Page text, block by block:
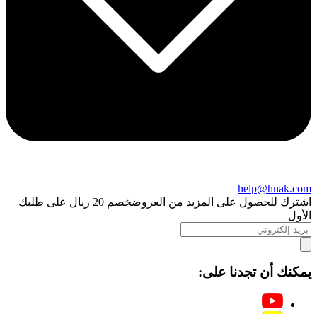
help@hnak.com
اشترك للحصول على المزيد من العروض
خصم 20 ريال على طلبك
الأول
يمكنك أن تجدنا على: